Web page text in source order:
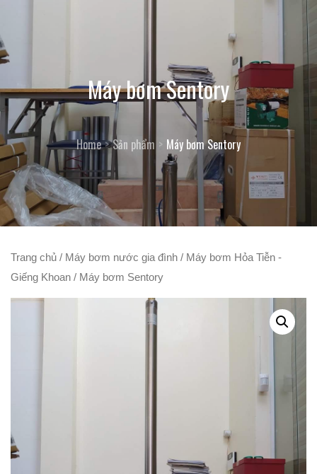
Máy bơm Sentory
Home Sản phẩm Máy bơm Sentory
Trang chủ / Máy bơm nước gia đình / Máy bơm Hỏa Tiễn -
Giếng Khoan / Máy bơm Sentory